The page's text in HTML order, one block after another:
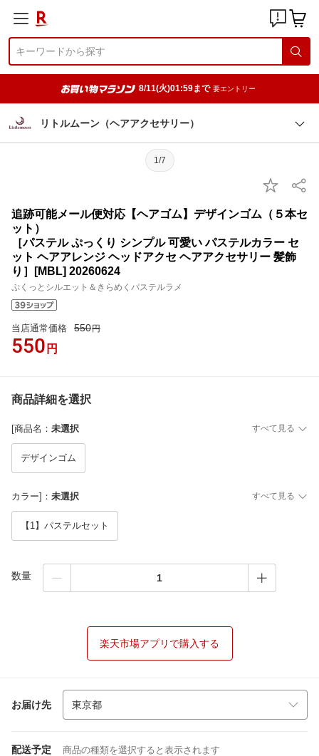
8/11(火)01:59まで 要エントリー
リトルムーン（ヘアアクセサリー）
1/7
追跡可能メール便対応【ヘアゴム】デザインゴム（５本セ
ット）
［パステル ぷっくり シンプル 可愛い パステルカラー セ
ット ヘアアレンジ ヘッドアクセ ヘアアクセサリー 髪飾
り］[MBL] 20260624
ぷくっとシルエット＆きらめくパステルラメ
当店通常価格 550円
550 円
商品詳細を選択
[商品名 ： 未選択 すべて見る
デザインゴム
カラー] ： 未選択 すべて見る
【1】パステルセット
数量
楽天市場アプリで購入する
お届け先
配送予定 商品の種類を選択すると表示されます